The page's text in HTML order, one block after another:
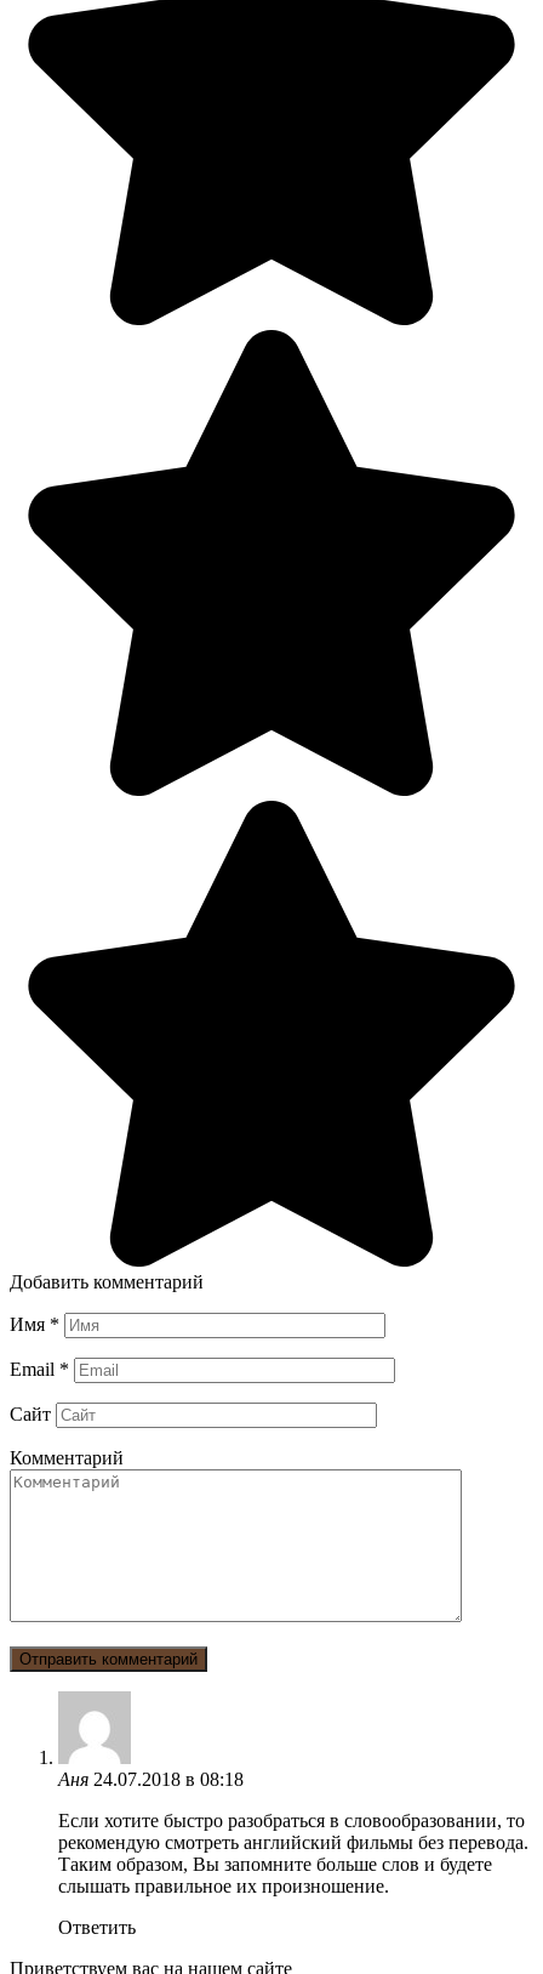
Добавить комментарий
Имя *
Email *
Сайт
Комментарий
Аня 24.07.2018 в 08:18
Если хотите быстро разобраться в словообразовании, то
рекомендую смотреть английский фильмы без перевода.
Таким образом, Вы запомните больше слов и будете
слышать правильное их произношение.
Ответить
Приветствуем вас на нашем сайте